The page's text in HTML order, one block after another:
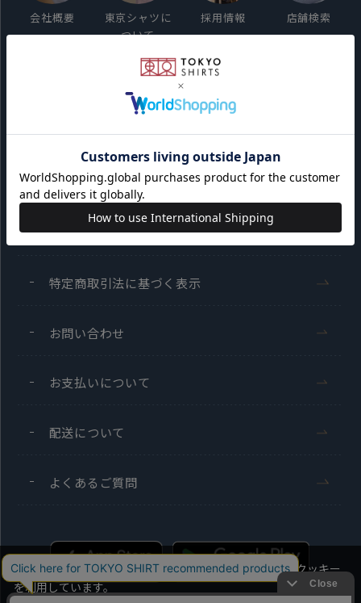
会社概要
東京シャツに
ついて
採用情報 店舗検索
サイト利用規約
会員利用規約
プライバシーポリシー
特定商取引法に基づく表示
お問い合わせ
お支払いについて
配送について
よくあるご質問
当社のウェブサイトでは、お客様の利便性向上のためにクッキー
を利用しています。